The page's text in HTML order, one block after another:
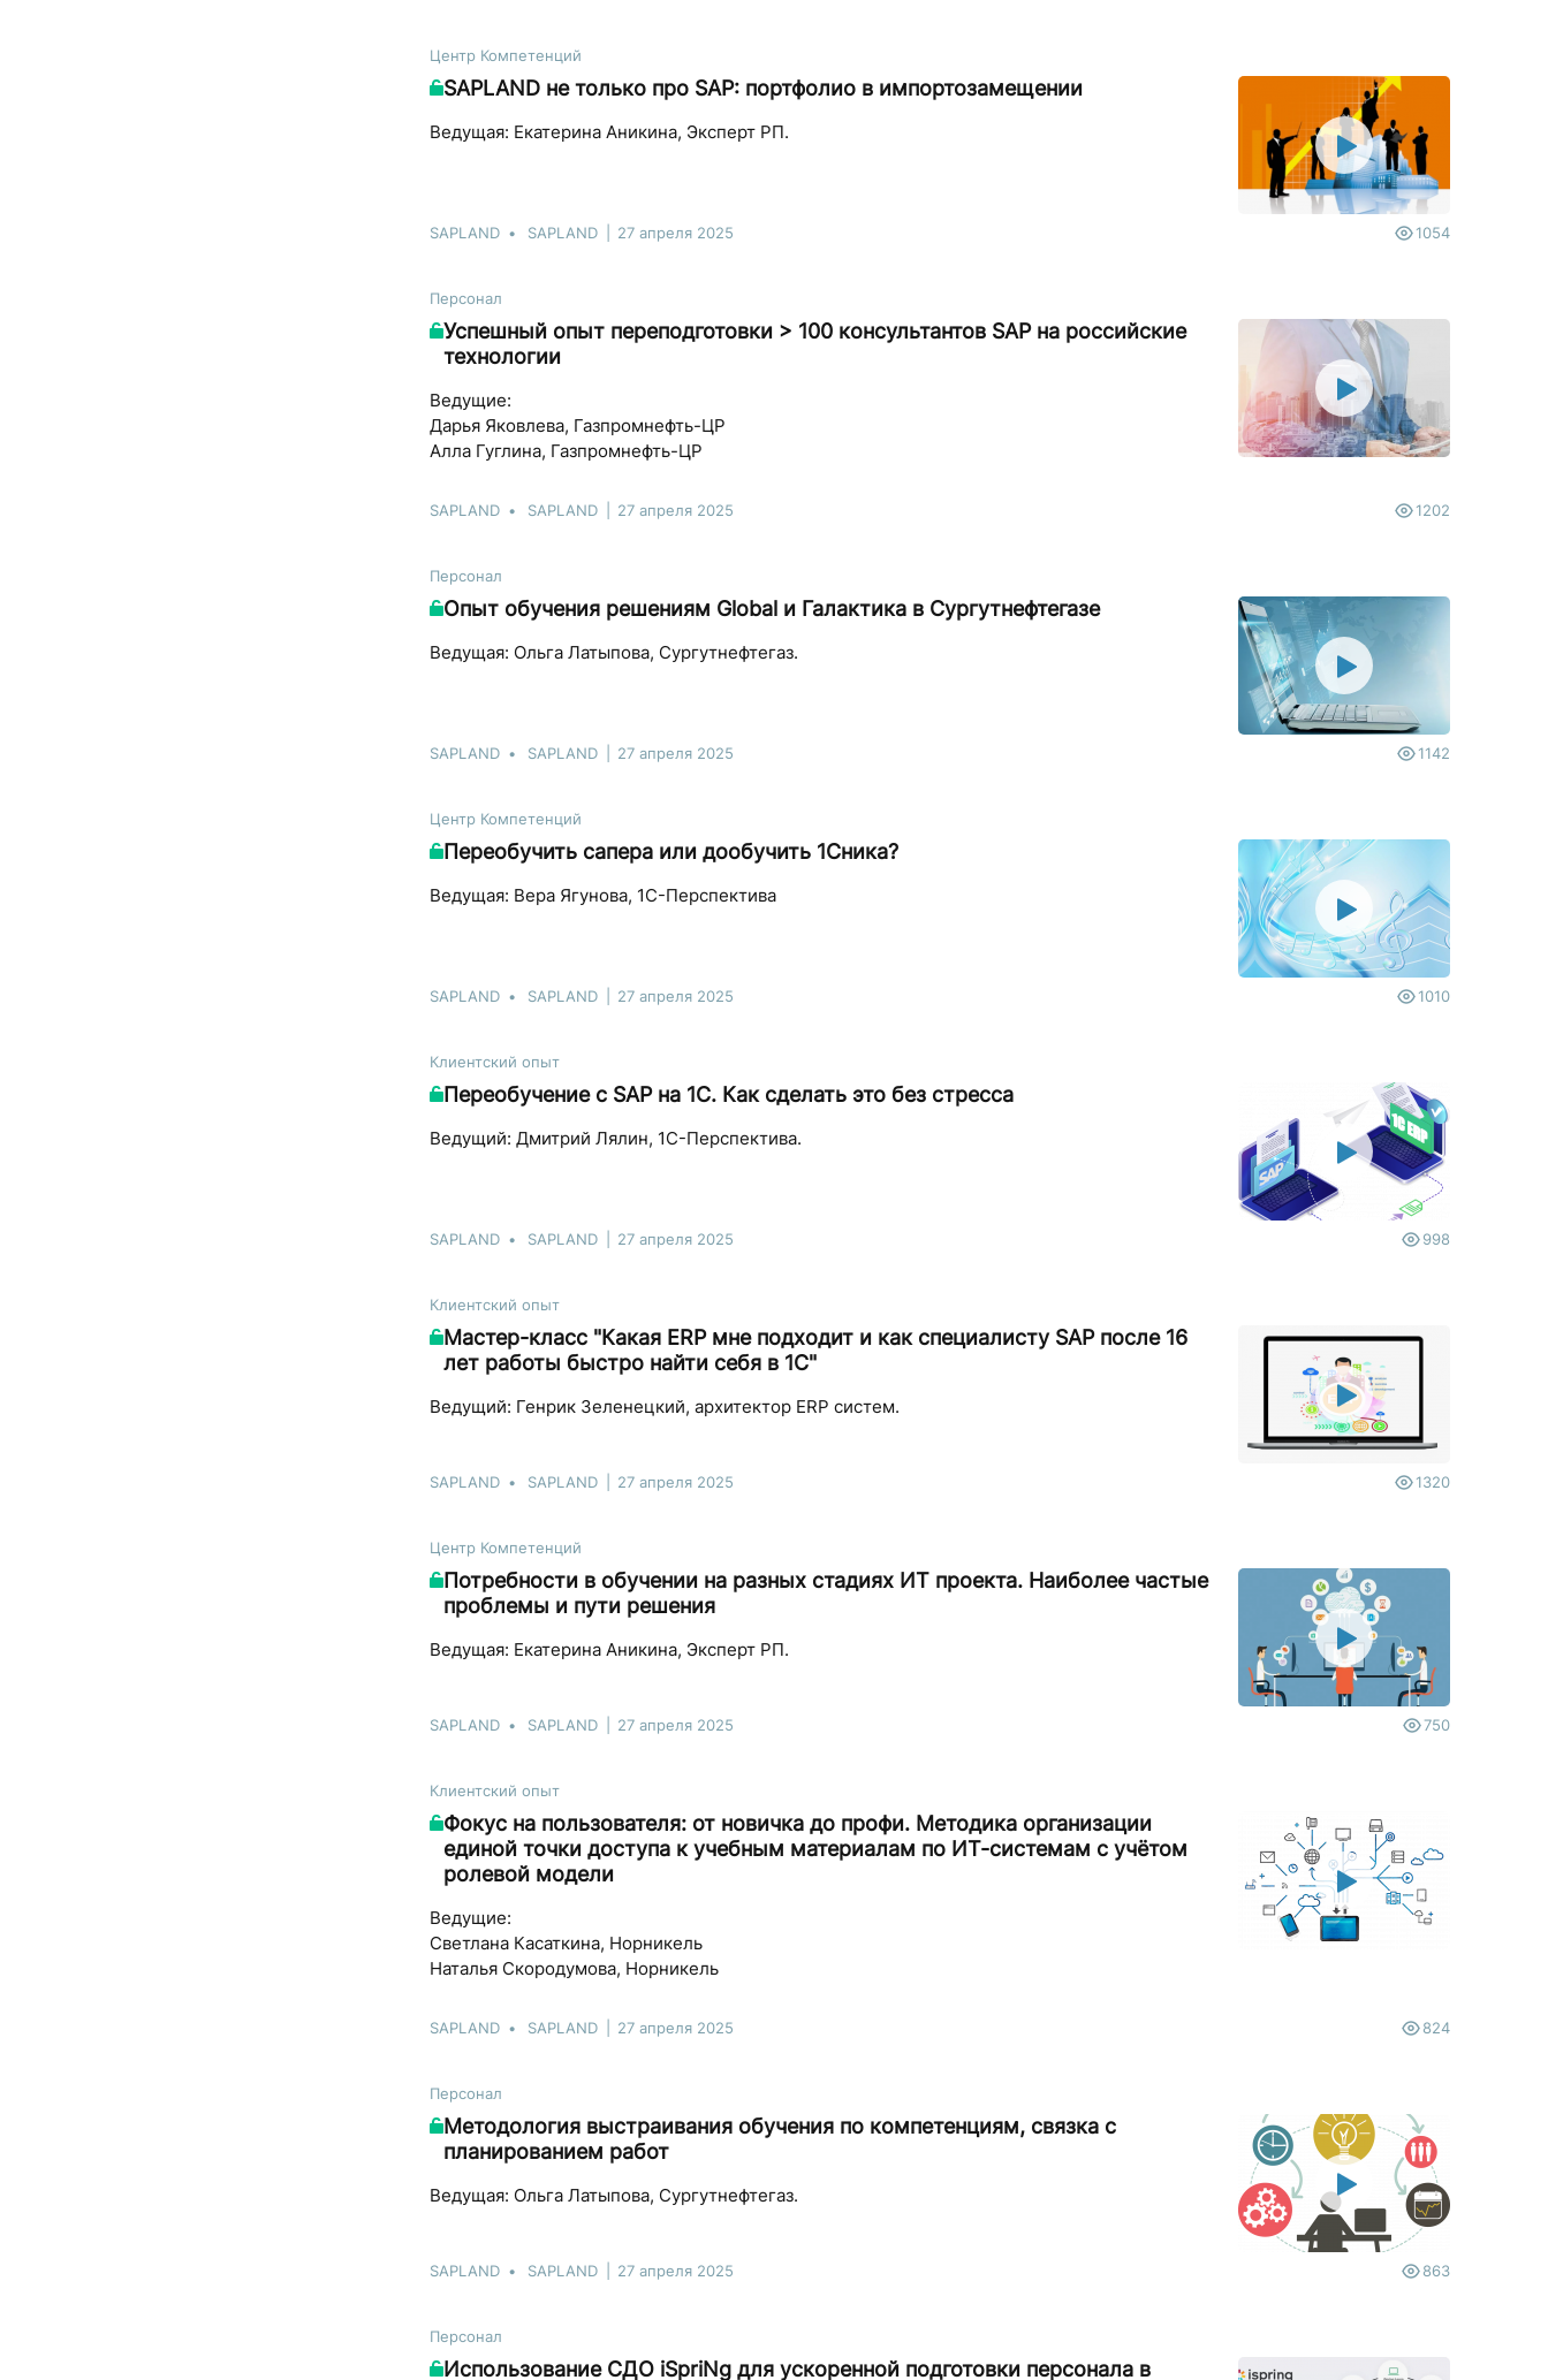
Центр Компетенций
SAPLAND не только про SAP: портфолио в импортозамещении
Ведущая: Екатерина Аникина, Эксперт РП.
SAPLAND SAPLAND 27 апреля 2025 1054
Персонал
Успешный опыт переподготовки > 100 консультантов SAP на российские
технологии
Ведущие:
Дарья Яковлева, Газпромнефть-ЦР
Алла Гуглина, Газпромнефть-ЦР
SAPLAND SAPLAND 27 апреля 2025 1202
Персонал
Опыт обучения решениям Global и Галактика в Сургутнефтегазе
Ведущая: Ольга Латыпова, Сургутнефтегаз.
SAPLAND SAPLAND 27 апреля 2025 1142
Центр Компетенций
Переобучить сапера или дообучить 1Сника?
Ведущая: Вера Ягунова, 1С-Перспектива
SAPLAND SAPLAND 27 апреля 2025 1010
Клиентский опыт
Переобучение с SAP на 1С. Как сделать это без стресса
Ведущий: Дмитрий Лялин, 1С-Перспектива.
SAPLAND SAPLAND 27 апреля 2025 998
Клиентский опыт
Мастер-класс "⁠Какая ERP мне подходит и как специалисту SAP после 16
лет работы быстро найти себя в 1С"
Ведущий: Генрик Зеленецкий, архитектор ERP систем.
SAPLAND SAPLAND 27 апреля 2025 1320
Центр Компетенций
Потребности в обучении на разных стадиях ИТ проекта. Наиболее частые
проблемы и пути решения
Ведущая: Екатерина Аникина, Эксперт РП.
SAPLAND SAPLAND 27 апреля 2025 750
Клиентский опыт
Фокус на пользователя: от новичка до профи. Методика организации
единой точки доступа к учебным материалам по ИТ-системам с учётом
ролевой модели
Ведущие:
Светлана Касаткина, Норникель
Наталья Скородумова, Норникель
SAPLAND SAPLAND 27 апреля 2025 824
Персонал
Методология выстраивания обучения по компетенциям, связка с
планированием работ
Ведущая: Ольга Латыпова, Сургутнефтегаз.
SAPLAND SAPLAND 27 апреля 2025 863
Персонал
Использование СДО iSpriNg для ускоренной подготовки персонала в